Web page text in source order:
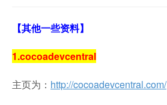
【其他一些资料】
1.cocoadevcentral
主页为： http://cocoadevcentral.com/